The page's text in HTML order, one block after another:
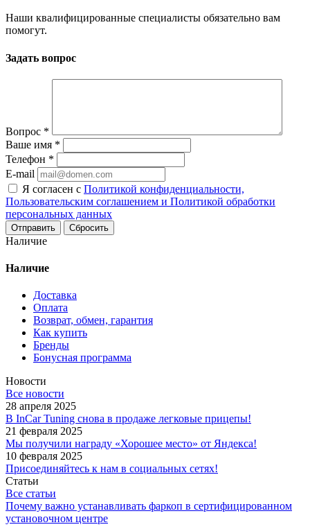
Наши квалифицированные специалисты обязательно вам
помогут.
Задать вопрос
Вопрос *
Ваше имя *
Телефон *
E-mail
Я согласен с Политикой конфиденциальности,
Пользовательским соглашением и Политикой обработки
персональных данных
Сбросить
Наличие
Наличие
Доставка
Оплата
Возврат, обмен, гарантия
Как купить
Бренды
Бонусная программа
Новости
Все новости
28 апреля 2025
В InCar Tuning снова в продаже легковые прицепы!
21 февраля 2025
Мы получили награду «Хорошее место» от Яндекса!
10 февраля 2025
Присоединяйтесь к нам в социальных сетях!
Статьи
Все статьи
Почему важно устанавливать фаркоп в сертифицированном
установочном центре